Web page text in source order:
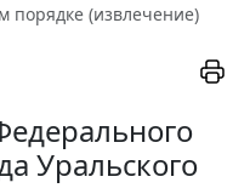
порядке (извлечение)
Уральского